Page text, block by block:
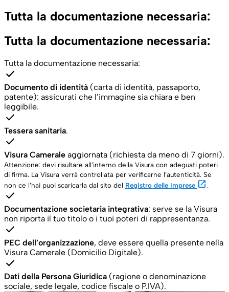
Tutta la documentazione necessaria:
Tutta la documentazione necessaria:
Tutta la documentazione necessaria:
check
Documento di identità (carta di identità, passaporto,
patente): assicurati che l’immagine sia chiara e ben
leggibile.
check
Tessera sanitaria.
check
Visura Camerale aggiornata (richiesta da meno di 7 giorni).
Attenzione: devi risultare all’interno della Visura con adeguati poteri
di firma. La Visura verrà controllata per verificarne l’autenticità. Se
non ce l’hai puoi scaricarla dal sito del Registro delle Imprese open_in_new .
check
Documentazione societaria integrativa: serve se la Visura
non riporta il tuo titolo o i tuoi poteri di rappresentanza.
check
PEC dell’organizzazione, deve essere quella presente nella
Visura Camerale (Domicilio Digitale).
check
Dati della Persona Giuridica (ragione o denominazione
sociale, sede legale, codice fiscale o P.IVA).